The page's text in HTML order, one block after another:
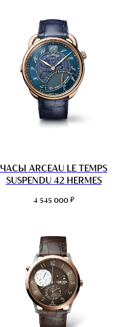
ЧАСЫ ARCEAU LE TEMPS
SUSPENDU 42 HERMES
4 545 000 ₽